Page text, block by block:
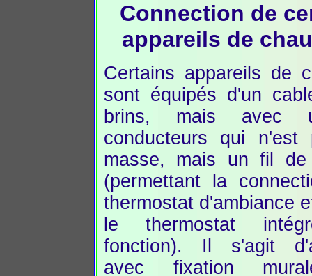
Connection de
appareils de
Certains appareils de
sont équipés d'un
brins, mais avec
conducteurs qui n'est
masse, mais un fil de
(permettant la
thermostat d'ambiance
le thermostat
fonction). Il s'agit
avec fixation